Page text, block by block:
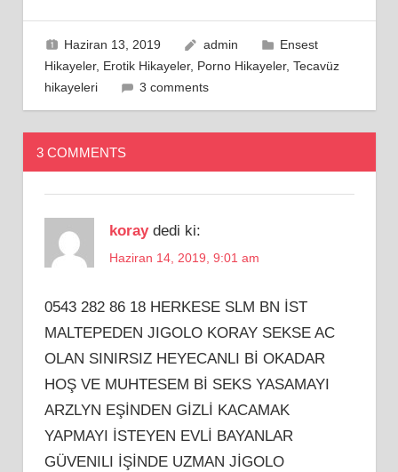
Haziran 13, 2019 admin
Ensest
Hikayeler, Erotik Hikayeler, Porno Hikayeler, Tecavüz
hikayeleri
3 comments
3 COMMENTS
koray dedi ki:
Haziran 14, 2019, 9:01 am
0543 282 86 18 HERKESE SLM BN İST
MALTEPEDEN JIGOLO KORAY SEKSE AC
OLAN SINIRSIZ HEYECANLI Bİ OKADAR
HOŞ VE MUHTESEM Bİ SEKS YASAMAYI
ARZLYN EŞİNDEN GİZLİ KACAMAK
YAPMAYI İSTEYEN EVLİ BAYANLAR
GÜVENILI İŞİNDE UZMAN JİGOLO